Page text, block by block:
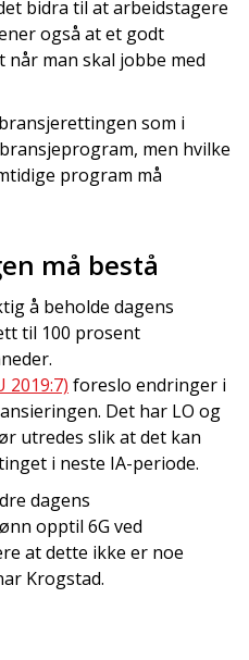
bidra til at arbeidstagere
også at et godt
man skal jobbe med
som i
men hvilke
program må
må bestå
å beholde dagens
til 100 prosent
2019:7) foreslo endringer i
Det har LO og
utredes slik at det kan
i neste IA-periode.
dagens
opptil 6G ved
at dette ikke er noe
Krogstad.